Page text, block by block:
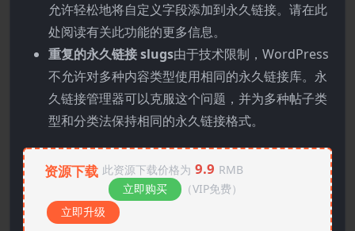
允许轻松地将自定义字段添加到永久链接。请在此
处阅读有关此功能的更多信息。
重复的永久链接 slugs由于技术限制，WordPress
不允许对多种内容类型使用相同的永久链接库。永
久链接管理器可以克服这个问题，并为多种帖子类
型和分类法保持相同的永久链接格式。
资源下载 此资源下载价格为 9.9 RMB
立即购买
（VIP免费）
立即升级